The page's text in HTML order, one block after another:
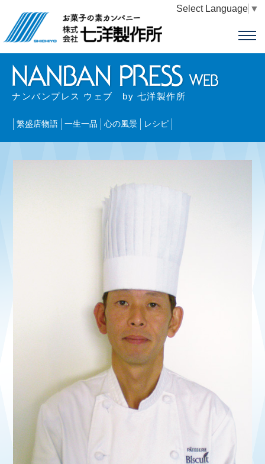
Select Language ▼
ナンバンプレス ウェブ by 七洋製作所
繁盛店物語 一生一品 心の風景 レシピ